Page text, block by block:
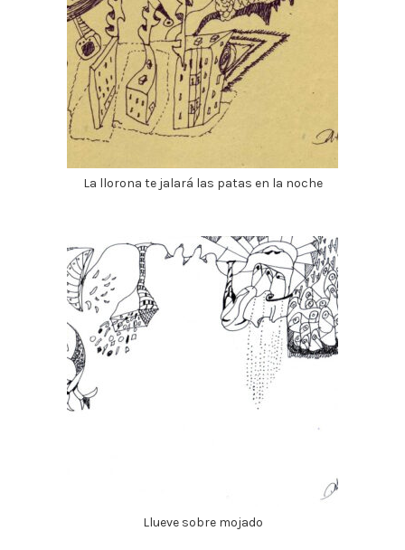
La llorona te jalará las patas en la noche
Llueve sobre mojado